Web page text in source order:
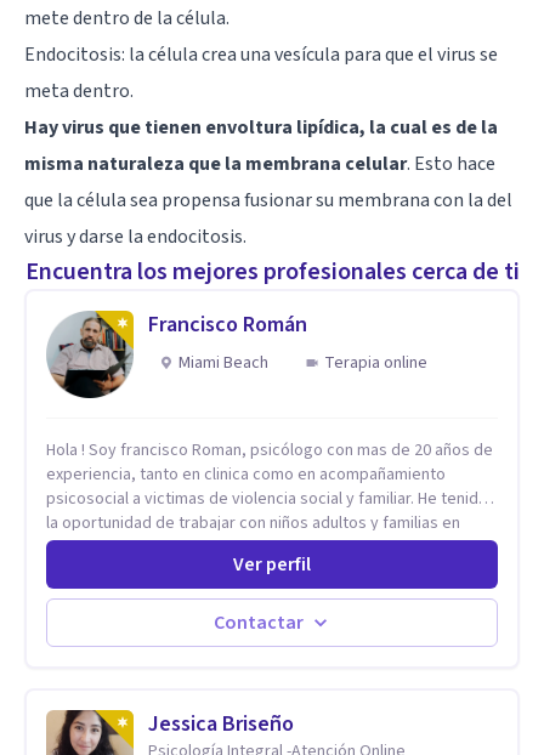
mete dentro de la célula.
Endocitosis: la célula crea una vesícula para que el virus se
meta dentro.
Hay virus que tienen envoltura lipídica, la cual es de la
misma naturaleza que la membrana celular. Esto hace
que la célula sea propensa fusionar su membrana con la del
virus y darse la endocitosis.
Encuentra los mejores profesionales cerca de ti
Francisco Román
Miami Beach Terapia online
Hola ! Soy francisco Roman, psicólogo con mas de 20 años de
experiencia, tanto en clinica como en acompañamiento
psicosocial a victimas de violencia social y familiar. He tenido
la oportunidad de trabajar con niños adultos y familias en
todos los espacios y esto me ha dado un una variedad de
aprendizajes que ahora pongo a tu disposicion. En la
actualidad puedo atenderte de manera presencial y/o virtual,
de lunes a sabado. el costo de cada sesión lo acordamos en
el primer contacto
Ver perfil
Contactar
Jessica Briseño